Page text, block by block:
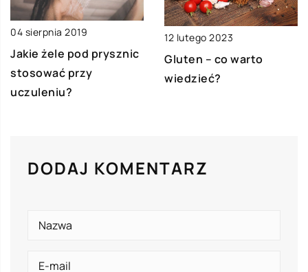
04 sierpnia 2019
Jakie żele pod prysznic
stosować przy
uczuleniu?
12 lutego 2023
Gluten – co warto
wiedzieć?
DODAJ KOMENTARZ